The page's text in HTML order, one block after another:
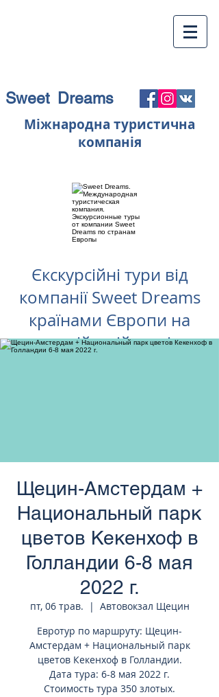
Sweet Dreams
Міжнародна туристична
компанія
Єкскурсійні тури від
компанії Sweet Dreams
країнами Європи на
російській мові
Щецин-Амстердам +
Национальный парк
цветов Кекенхоф в
Голландии 6-8 мая
2022 г.
пт, 06 трав.
  |
Автовокзал Щецин
Евротур по маршруту: Щецин-
Амстердам + Национальный парк
цветов Кекенхоф в Голландии.
Дата тура: 6-8 мая 2022 г.
Стоимость тура 350 злотых.